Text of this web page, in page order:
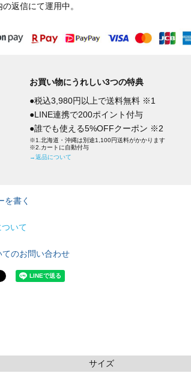
ベージュ
返信にて運用中。
お買い物にうれしい3つの特典
●税込3,980円以上で送料無料 ※1
●LINE連携で200ポイント付与
●誰でも使える5%OFFクーポン ※2
※1.北海道・沖縄は別途1,100円送料がかかります
※2.カートに自動付与
→返品について
を書く
いて
てのお問い合わせ
サイズ